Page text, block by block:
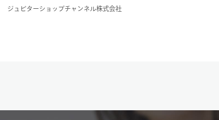
ジュピターショップチャンネル株式会社